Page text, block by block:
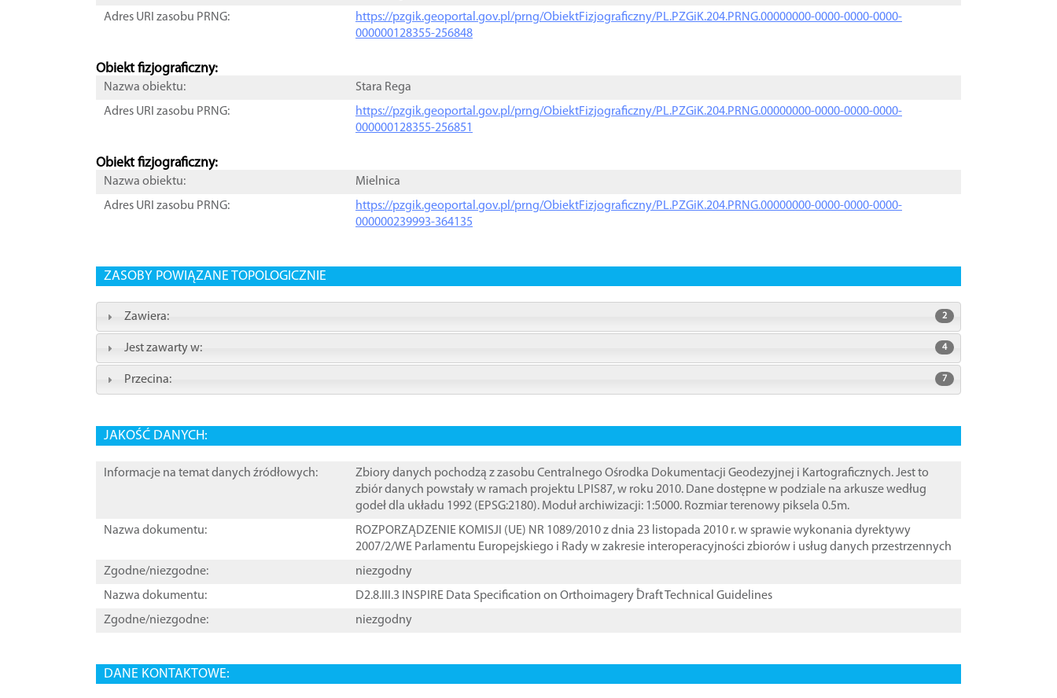
Adres URI zasobu PRNG:
https://pzgik.geoportal.gov.pl/prng/ObiektFizjograficzny/PL.PZGiK.204.PRNG.00000000-0000-0000-0000-
000000128355-256848
Obiekt fizjograficzny:
Nazwa obiektu:
Stara Rega
Adres URI zasobu PRNG:
https://pzgik.geoportal.gov.pl/prng/ObiektFizjograficzny/PL.PZGiK.204.PRNG.00000000-0000-0000-0000-
000000128355-256851
Obiekt fizjograficzny:
Nazwa obiektu:
Mielnica
Adres URI zasobu PRNG:
https://pzgik.geoportal.gov.pl/prng/ObiektFizjograficzny/PL.PZGiK.204.PRNG.00000000-0000-0000-0000-
000000239993-364135
ZASOBY POWIĄZANE TOPOLOGICZNIE
Zawiera: 2
Jest zawarty w: 4
Przecina: 7
JAKOŚĆ DANYCH:
Informacje na temat danych źródłowych:
Zbiory danych pochodzą z zasobu Centralnego Ośrodka Dokumentacji Geodezyjnej i Kartograficznych. Jest to
zbiór danych powstały w ramach projektu LPIS87, w roku 2010. Dane dostępne w podziale na arkusze według
godeł dla układu 1992 (EPSG:2180). Moduł archiwizacji: 1:5000. Rozmiar terenowy piksela 0.5m.
Nazwa dokumentu:
ROZPORZĄDZENIE KOMISJI (UE) NR 1089/2010 z dnia 23 listopada 2010 r. w sprawie wykonania dyrektywy
2007/2/WE Parlamentu Europejskiego i Rady w zakresie interoperacyjności zbiorów i usług danych przestrzennych
Zgodne/niezgodne:
niezgodny
Nazwa dokumentu:
D2.8.III.3 INSPIRE Data Specification on Orthoimagery ֠Draft Technical Guidelines
Zgodne/niezgodne:
niezgodny
DANE KONTAKTOWE: